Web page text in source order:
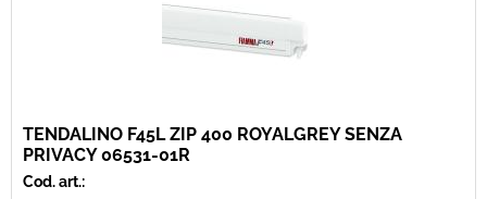
TENDALINO F45L ZIP 400 ROYALGREY SENZA
PRIVACY 06531-01R
Cod. art.: